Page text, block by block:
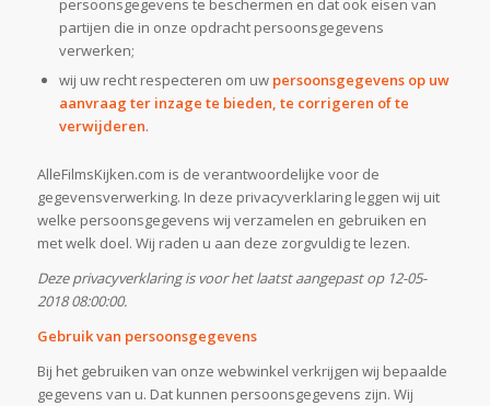
persoonsgegevens te beschermen en dat ook eisen van
partijen die in onze opdracht persoonsgegevens
verwerken;
wij uw recht respecteren om uw persoonsgegevens op uw
aanvraag ter inzage te bieden, te corrigeren of te
verwijderen.
AlleFilmsKijken.com is de verantwoordelijke voor de
gegevensverwerking. In deze privacyverklaring leggen wij uit
welke persoonsgegevens wij verzamelen en gebruiken en
met welk doel. Wij raden u aan deze zorgvuldig te lezen.
Deze privacyverklaring is voor het laatst aangepast op 12-05-
2018 08:00:00.
Gebruik van persoonsgegevens
Bij het gebruiken van onze webwinkel verkrijgen wij bepaalde
gegevens van u. Dat kunnen persoonsgegevens zijn. Wij